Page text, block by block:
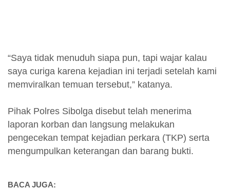
“Saya tidak menuduh siapa pun, tapi wajar kalau
saya curiga karena kejadian ini terjadi setelah kami
memviralkan temuan tersebut,” katanya.
Pihak Polres Sibolga disebut telah menerima
laporan korban dan langsung melakukan
pengecekan tempat kejadian perkara (TKP) serta
mengumpulkan keterangan dan barang bukti.
BACA JUGA: